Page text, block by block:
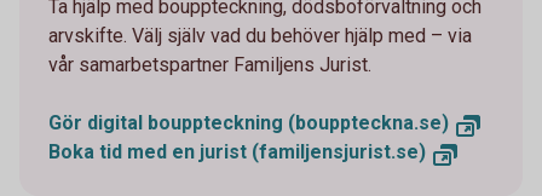
Ta hjälp med bouppteckning, dödsboförvaltning och
arvskifte. Välj själv vad du behöver hjälp med – via
vår samarbetspartner Familjens Jurist.
Gör digital bouppteckning (bouppteckna.se)
Boka tid med en jurist (familjensjurist.se)